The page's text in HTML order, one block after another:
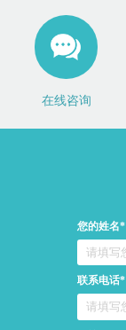
在线咨询
您的姓名*
联系电话*